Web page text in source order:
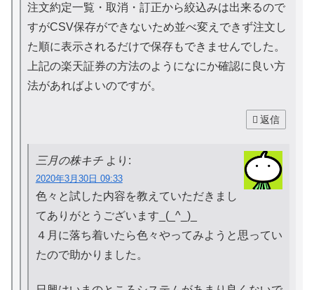
注文約定一覧・取消・訂正から絞込みは出来るので
すがCSV保存ができないため並べ変えできず注文し
た順に表示されるだけで保存もできませんでした。
上記の楽天証券の方法のようになにか確認に良い方
法があればよいのですが。
返信
三月の株キチ より:
2020年3月30日 09:33
色々と試した内容を教えていただきまし
てありがとうございます_(_^_)_
４月に落ち着いたら色々やってみようと思ってい
たので助かりました。